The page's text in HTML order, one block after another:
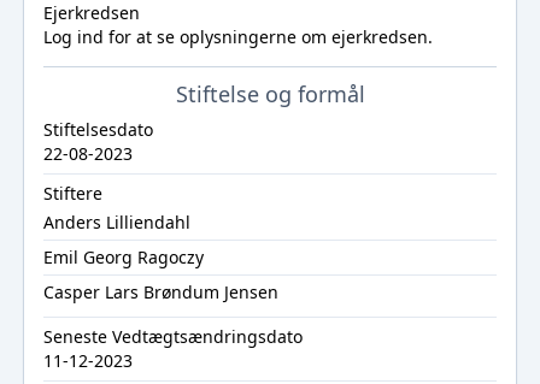
Ejerkredsen
Log ind for at se oplysningerne om ejerkredsen.
Stiftelse og formål
Stiftelsesdato
22-08-2023
Stiftere
Anders Lilliendahl
Emil Georg Ragoczy
Casper Lars Brøndum Jensen
Seneste Vedtægtsændringsdato
11-12-2023